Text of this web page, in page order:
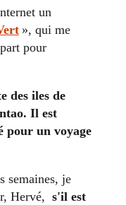
un
», qui me
pour
des iles de
Il est
pour un voyage
semaines, je
Hervé, s'il est